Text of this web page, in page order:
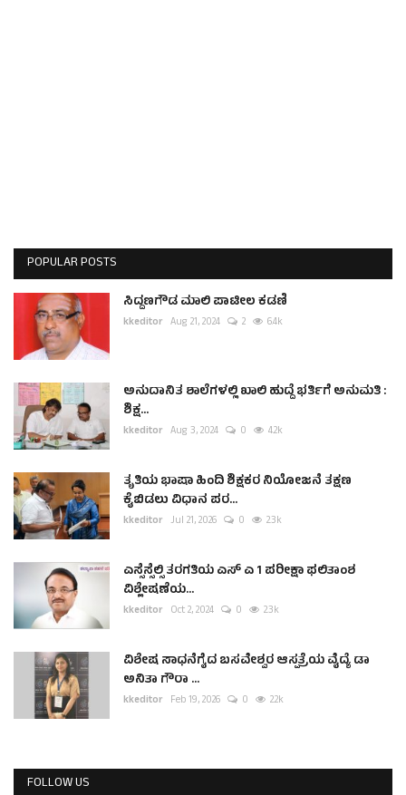
POPULAR POSTS
ಸಿದ್ದಣಗೌಡ ಮಾಲಿ ಪಾಟೀಲ ಕಡಣಿ
kkeditor Aug 21, 2024 2 6.4k
ಅನುದಾನಿತ ಶಾಲೆಗಳಲ್ಲಿ ಖಾಲಿ ಹುದ್ದೆ ಭರ್ತಿಗೆ ಅನುಮತಿ :
ಶಿಕ್ಷ...
kkeditor Aug 3, 2024 0 4.2k
ತೃತಿಯ ಭಾಷಾ ಹಿಂದಿ ಶಿಕ್ಷಕರ ನಿಯೋಜನೆ ತಕ್ಷಣ
ಕೈಬಿಡಲು ವಿಧಾನ ಪರ...
kkeditor Jul 21, 2026 0 2.3k
ಎಸ್ಸೆಸ್ಸೆಲ್ಸಿ ತರಗತಿಯ ಎಸ್ ಎ 1 ಪರೀಕ್ಷಾ ಫಲಿತಾಂಶ
ವಿಶ್ಲೇಷಣೆಯ...
kkeditor Oct 2, 2024 0 2.3k
ವಿಶೇಷ ಸಾಧನೆಗೈದ ಬಸವೇಶ್ವರ ಆಸ್ಪತ್ರೆಯ ವೈದ್ಯೆ ಡಾ
ಅನಿತಾ ಗೌರಾ ...
kkeditor Feb 19, 2026 0 2.2k
FOLLOW US